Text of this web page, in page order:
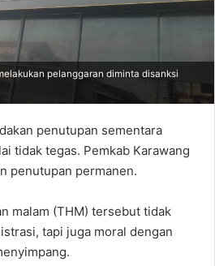
pelanggaran diminta disanksi
penutupan sementara
tidak tegas. Pemkab Karawang
penutupan permanen.
malam (THM) tersebut tidak
tapi juga moral dengan